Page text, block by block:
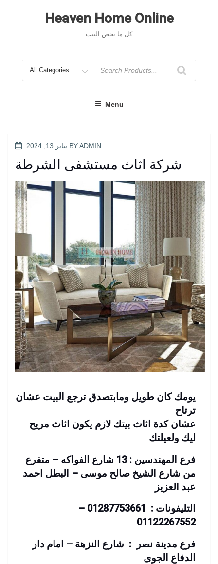
Heaven Home Online
كل ما يخص البيت
for
Menu
POSTED
يناير 13, 2024 BYADMIN
شركة اثاث مستشفى الشرطة
يومك كان طويل ومابتصدق ترجع البيت عشان
ترتاح
عشان كدة اثاث بيتك لازم يكون اثاث مريح
ليك ولعيلتك
فرع المهندسين : 13 شارع الفواكه – متفرع
من شارع الشيخ صالح موسى – البطل احمد
عبد العزيز
التليفونات : 01287753661 –
01122267552
فرع مدينة نصر : شارع النزهة – امام دار
الدفاع الجوى